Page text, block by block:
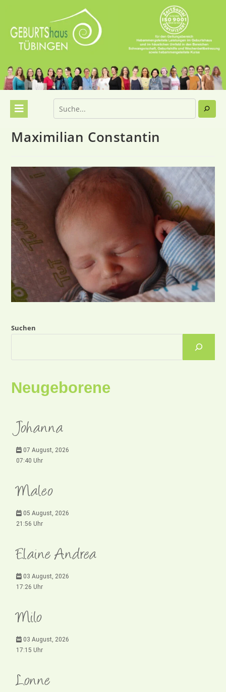
Maximilian Constantin
Suchen
Neugeborene
Johanna
07 August, 2026
07:40 Uhr
Maleo
05 August, 2026
21:56 Uhr
Elaine Andrea
03 August, 2026
17:26 Uhr
Milo
03 August, 2026
17:15 Uhr
Lonne